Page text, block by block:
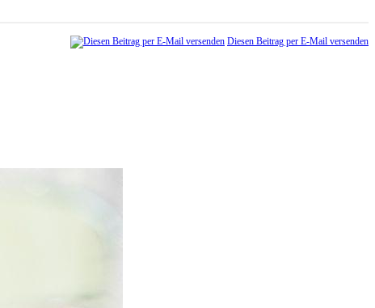
Diesen Beitrag per E-Mail versenden